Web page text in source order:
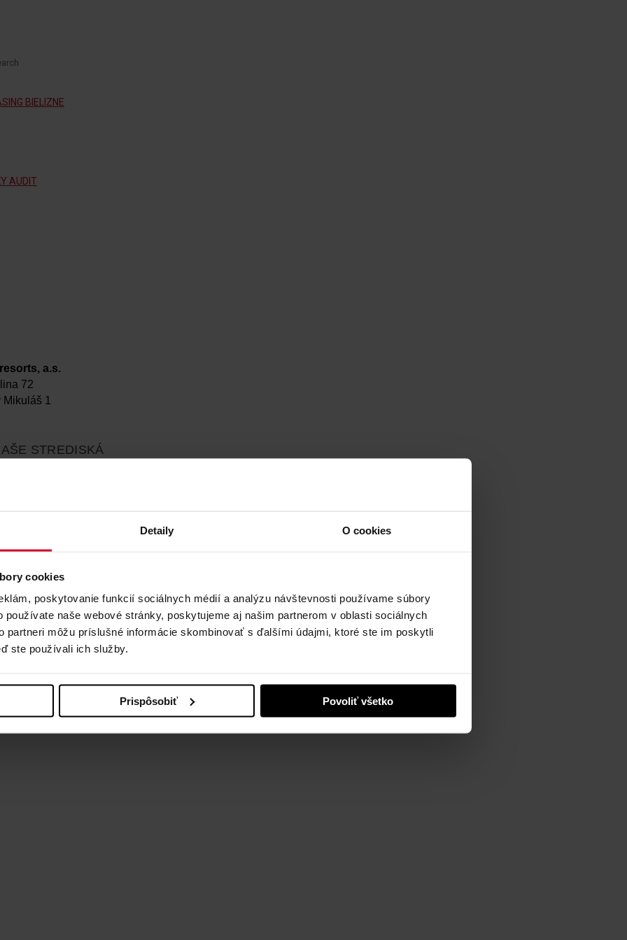
Detaily O cookies
cookies
poskytovanie funkcií sociálnych médií a analýzu návštevnosti používame súbory
používate naše webové stránky, poskytujeme aj našim partnerom v oblasti sociálnych
partneri môžu príslušné informácie skombinovať s ďalšími údajmi, ktoré ste im poskytli
ste používali ich služby.
Prispôsobiť Povoliť všetko
BIELIZNE
AUDIT
a.s.
72
Mikuláš 1
STREDISKÁ
Resort